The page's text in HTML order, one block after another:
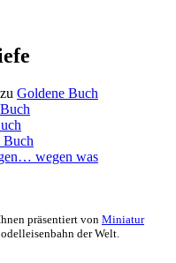
zu Goldene Buch
Buch
wegen was
präsentiert von Miniatur
der Welt.